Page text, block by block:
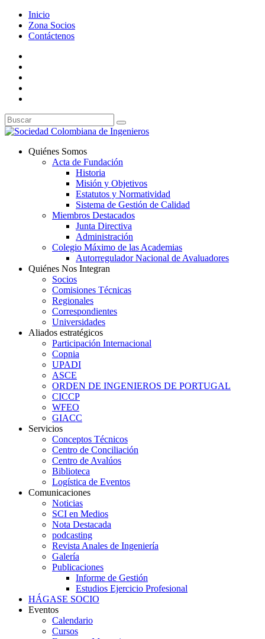
Inicio
Zona Socios
Contáctenos
Quiénes Somos
Acta de Fundación
Historia
Misión y Objetivos
Estatutos y Normatividad
Sistema de Gestión de Calidad
Miembros Destacados
Junta Directiva
Administración
Colegio Máximo de las Academias
Autorregulador Nacional de Avaluadores
Quiénes Nos Integran
Socios
Comisiones Técnicas
Regionales
Correspondientes
Universidades
Aliados estratégicos
Participación Internacional
Copnia
UPADI
ASCE
ORDEN DE INGENIEROS DE PORTUGAL
CICCP
WFEO
GIACC
Servicios
Conceptos Técnicos
Centro de Conciliación
Centro de Avalúos
Biblioteca
Logística de Eventos
Comunicaciones
Noticias
SCI en Medios
Nota Destacada
podcasting
Revista Anales de Ingeniería
Galería
Publicaciones
Informe de Gestión
Estudios Ejercicio Profesional
HÁGASE SOCIO
Eventos
Calendario
Cursos